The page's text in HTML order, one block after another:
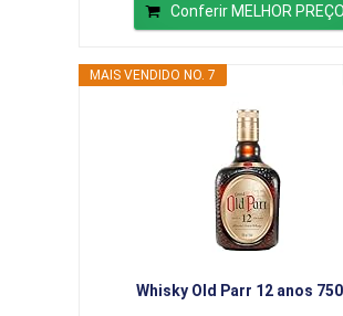
Conferir MELHOR
MAIS VENDIDO NO. 7
Whisky Old Parr 12 anos